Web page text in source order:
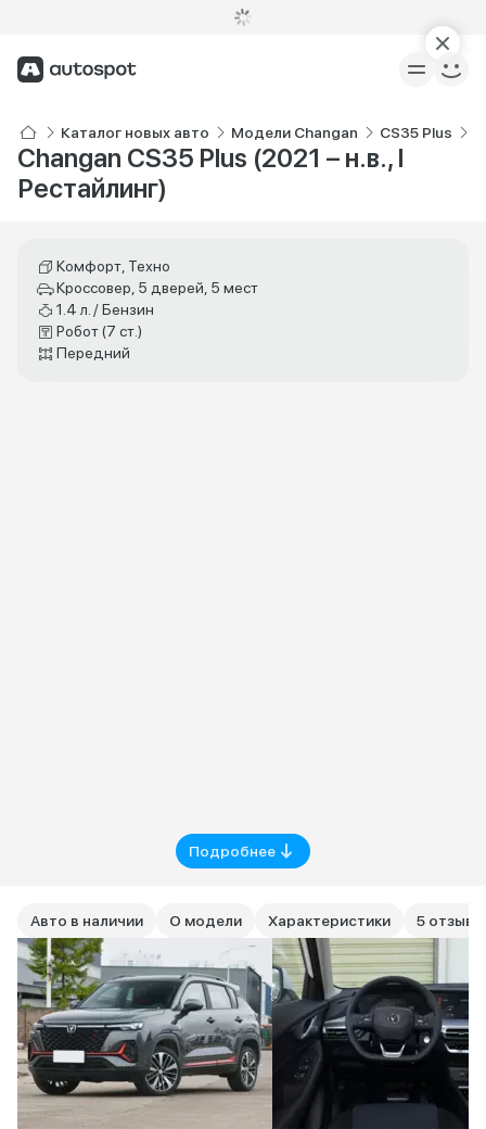
Каталог новых авто Модели Changan CS35 Plus
Changan CS35 Plus (2021 – н.в., I
Рестайлинг)
Комфорт, Техно
Кроссовер, 5 дверей, 5 мест
1.4 л. / Бензин
Робот (7 ст.)
Передний
Подробнее
Авто в наличии О модели Характеристики 5